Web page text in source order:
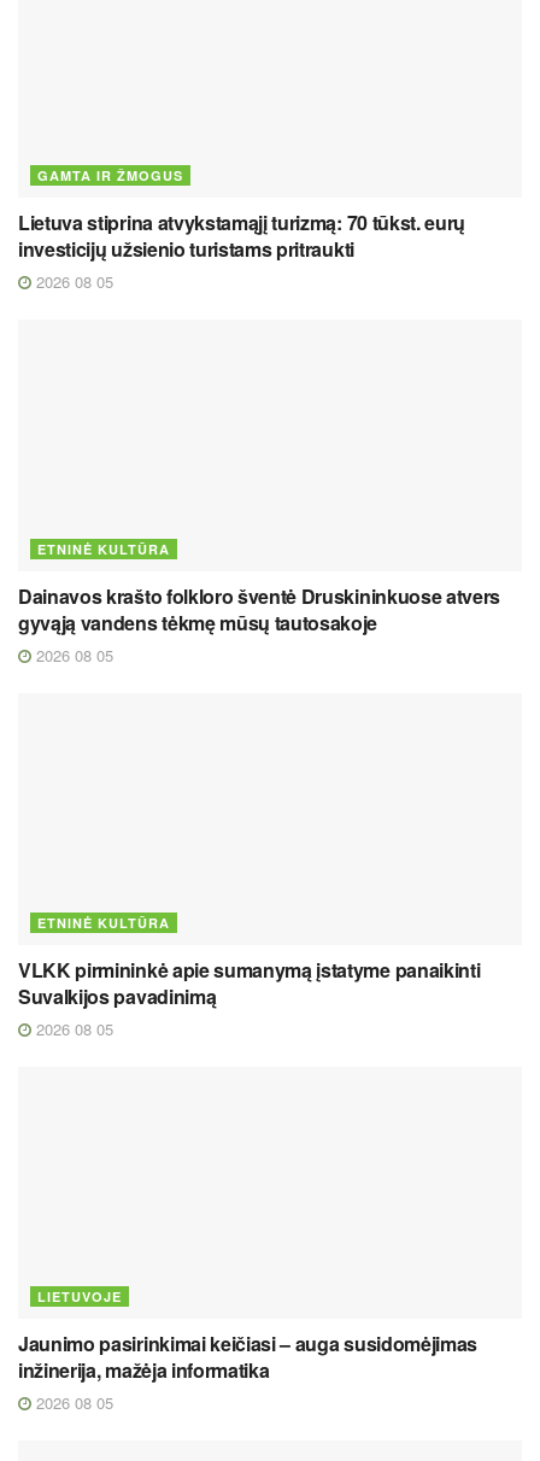
GAMTA IR ŽMOGUS
Lietuva stiprina atvykstamąjį turizmą: 70 tūkst. eurų
investicijų užsienio turistams pritraukti
2026 08 05
ETNINĖ KULTŪRA
Dainavos krašto folkloro šventė Druskininkuose atvers
gyvąją vandens tėkmę mūsų tautosakoje
2026 08 05
ETNINĖ KULTŪRA
VLKK pirmininkė apie sumanymą įstatyme panaikinti
Suvalkijos pavadinimą
2026 08 05
LIETUVOJE
Jaunimo pasirinkimai keičiasi – auga susidomėjimas
inžinerija, mažėja informatika
2026 08 05